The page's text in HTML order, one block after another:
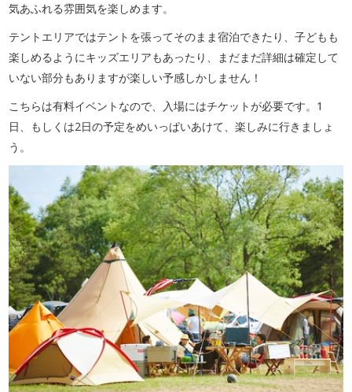
気あふれる雰囲気を楽しめます。
テントエリアではテントを張ってそのまま宿泊できたり、子どもも
楽しめるようにキッズエリアもあったり、まだまだ詳細は確定して
いない部分もありますが楽しい予感しかしません！
こちらは有料イベントなので、入場にはチケットが必要です。1
日、もしくは2日の予定をめいっぱいあけて、楽しみに行きましょ
う。